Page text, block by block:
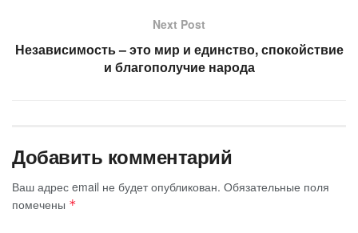
Next Post
Независимость – это мир и единство, спокойствие
и благополучие народа
Добавить комментарий
Ваш адрес email не будет опубликован. Обязательные поля
помечены *